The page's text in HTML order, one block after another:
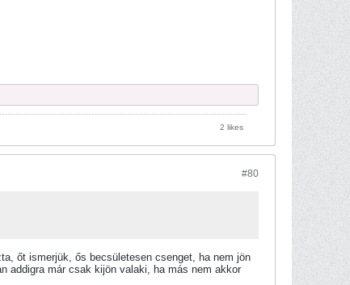
2 likes
#80
őt ismerjük, ős becsületesen csenget, ha nem jön
addigra már csak kijön valaki, ha más nem akkor